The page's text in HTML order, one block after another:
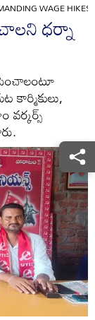
WAGE
ధర్నా
కార్మికులు,